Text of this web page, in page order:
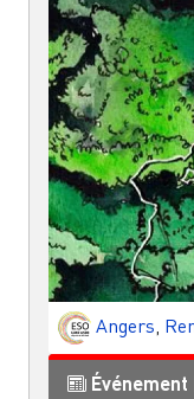
Angers,
Événement